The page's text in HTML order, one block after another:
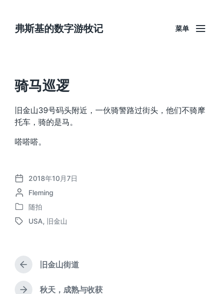
弗斯基的数字游牧记 菜单
骑马巡逻
旧金山39号码头附近，一伙骑警路过街头，他们不骑摩
托车，骑的是马。
嗒嗒嗒。
发
布
日
2018年10月7日
作
者
Fleming
发
布
随拍
标
USA, 旧金山
上
篇
文
旧金山街道
秋天，成熟与收获